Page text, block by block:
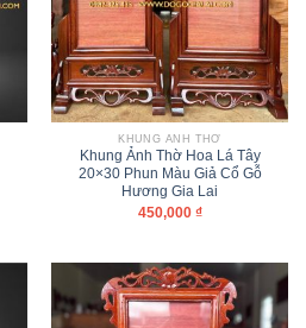
KHUNG ẢNH THỜ
Khung Ảnh Thờ Hoa Lá Tây
20×30 Phun Màu Giả Cổ Gỗ
Hương Gia Lai
450,000 ₫